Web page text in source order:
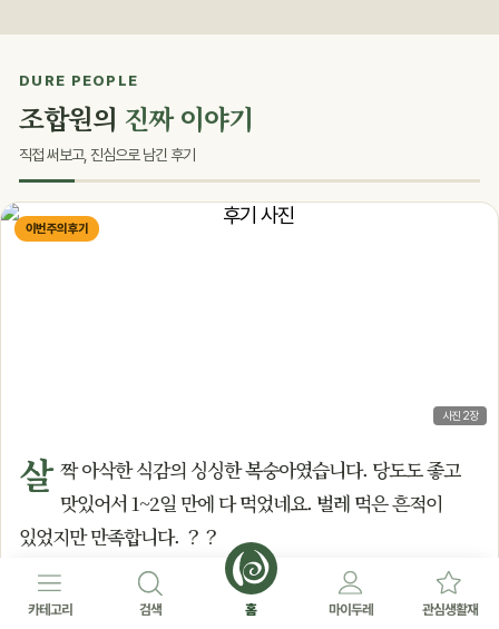
DURE PEOPLE
조합원의 진짜 이야기
직접 써보고, 진심으로 남긴 후기
이번 주의 후기
사진 2장
살 짝 아삭한 식감의 싱싱한 복숭아였습니다. 당도도 좋고
맛있어서 1~2일 만에 다 먹었네요. 벌레 먹은 흔적이
있었지만 만족합니다. ？？
1년 전*수 (두레생협연합회) ♥0
카테고리 검색 홈 마이두레 관심생활재